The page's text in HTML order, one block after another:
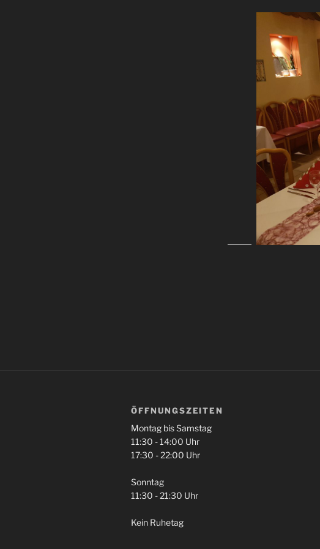
ÖFFNUNGSZEITEN
Montag bis Samstag
11:30 - 14:00 Uhr
17:30 - 22:00 Uhr
Sonntag
11:30 - 21:30 Uhr
Kein Ruhetag